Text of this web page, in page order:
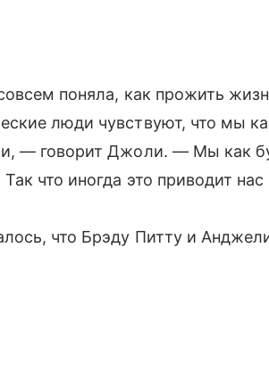
поняла, как прожить
люди чувствуют, что мы
— говорит Джоли. — Мы как
что иногда это приводит
что Брэду Питту и